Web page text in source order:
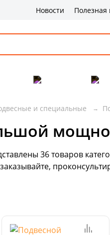
Новости
и специальные
36товаров